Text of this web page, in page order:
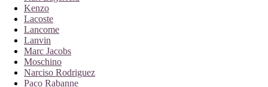
Kenzo
Lacoste
Lancome
Lanvin
Marc Jacobs
Moschino
Narciso Rodriguez
Paco Rabanne